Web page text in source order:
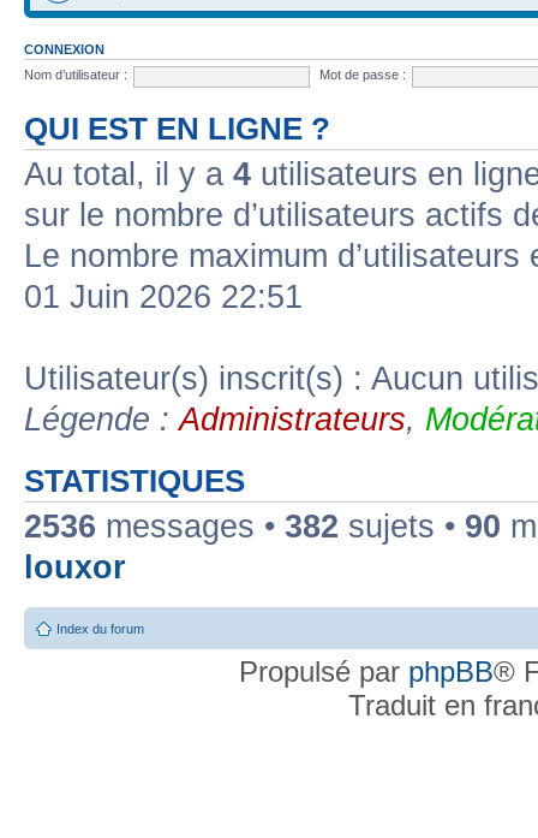
CONNEXION
Nom d’utilisateur :
Mot de passe :
QUI EST EN LIGNE ?
Au total, il y a 4 utilisateurs en
sur le nombre d’utilisateurs actifs
Le nombre maximum
01 Juin 2026 22:51
Utilisateur(s) inscrit(s) : Aucun
Légende :Administrateurs,
STATISTIQUES
2536 messages • 382 sujets • 90
louxor
Index du forum
Propulsé par phpBB®
Traduit en